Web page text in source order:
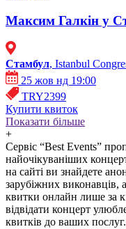
Максим Галкін у
Стамбул, Istanbul
25 жов нд 19:00
TRY2399
Купити квиток
Показати більше
+
Сервіс “Best Events”
найочікуваніших
на сайті ви знайдете
зарубіжних виконавців,
квитки онлайн лише за
відвідати концерт
квитків до ваших послуг.